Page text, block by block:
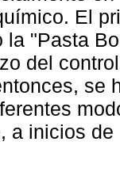
El
la "Pasta
del
se
a inicios